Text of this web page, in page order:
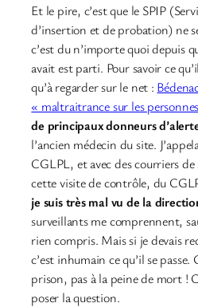
Et le pire, c’est que le SPIP
d’insertion et de probation) ne
c’est du n’importe quoi depuis
avait est parti. Pour savoir ce
qu’à regarder sur le net :
« maltraitrance sur les
de principaux donneurs
l’ancien médecin du site.
CGLPL, et avec des courriers
cette visite de contrôle, du
je suis très mal vu de la
surveillants me comprennent,
rien compris. Mais si je devais
c’est inhumain ce qu’il se
prison, pas à la peine de mort !
poser la question.